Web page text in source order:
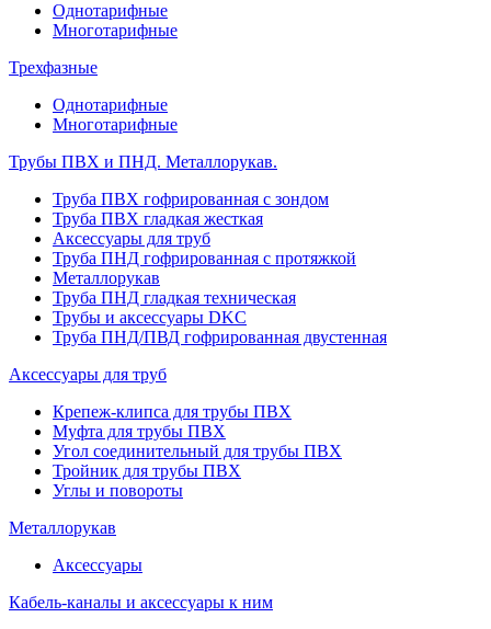
Однотарифные
Многотарифные
Трехфазные
Однотарифные
Многотарифные
Трубы ПВХ и ПНД. Металлорукав.
Труба ПВХ гофрированная с зондом
Труба ПВХ гладкая жесткая
Аксессуары для труб
Труба ПНД гофрированная с протяжкой
Металлорукав
Труба ПНД гладкая техническая
Трубы и аксессуары DKC
Труба ПНД/ПВД гофрированная двустенная
Аксессуары для труб
Крепеж-клипса для трубы ПВХ
Муфта для трубы ПВХ
Угол соединительный для трубы ПВХ
Тройник для трубы ПВХ
Углы и повороты
Металлорукав
Аксессуары
Кабель-каналы и аксессуары к ним